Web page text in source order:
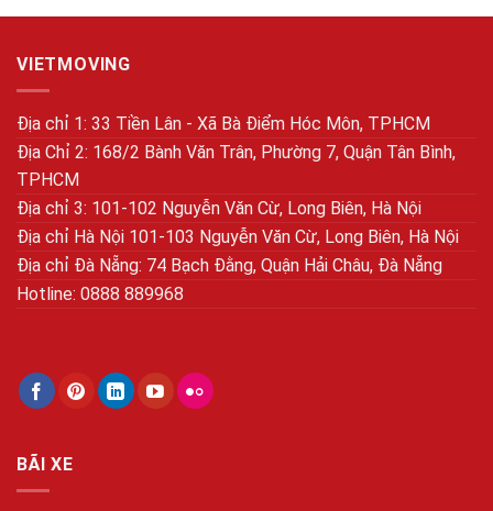
VIETMOVING
Địa chỉ 1: 33 Tiền Lân - Xã Bà Điểm Hóc Môn, TPHCM
Địa Chỉ 2: 168/2 Bành Văn Trân, Phường 7, Quận Tân Bình,
TPHCM
Địa chỉ 3: 101-102 Nguyễn Văn Cừ, Long Biên, Hà Nội
Địa chỉ Hà Nội 101-103 Nguyễn Văn Cừ, Long Biên, Hà Nội
Địa chỉ Đà Nẵng: 74 Bạch Đằng, Quận Hải Châu, Đà Nẵng
Hotline: 0888 889968
BÃI XE